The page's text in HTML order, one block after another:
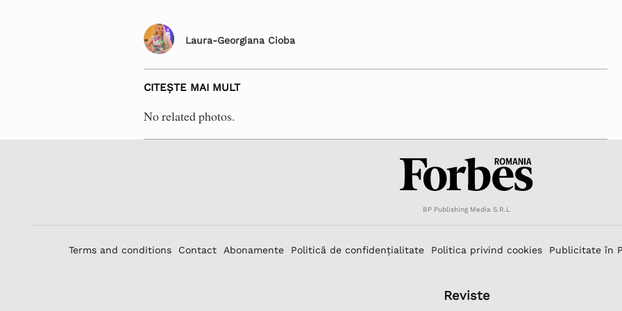
Laura-Georgiana Cioba
CITEȘTE MAI MULT
No related photos.
BP Publishing Media S.R.L
Terms and conditions Contact Abonamente Politică de confidențialitate Politica privind cookies Publicitate în
Reviste